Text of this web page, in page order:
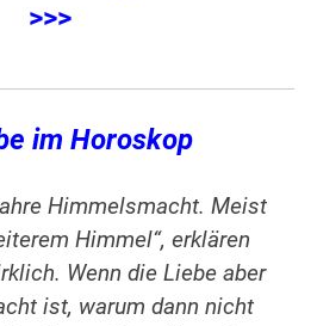
>>>
im Horoskop
Himmelsmacht. Meist
Himmel“, erklären
Wenn die Liebe aber
ist, warum dann nicht